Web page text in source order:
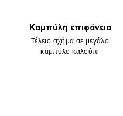
Καμπύλη επιφάνεια
Τέλειο σχήμα σε μεγάλο
καμπύλο καλούπι